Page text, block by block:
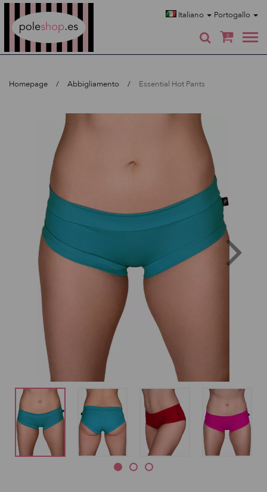
Italiano Portogallo
0
Homepage Abbigliamento Essential Hot Pants